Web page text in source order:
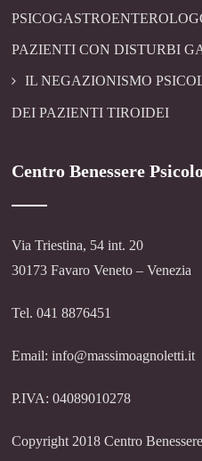
PAZIENTI CON DISTURBI
IL NEGAZIONISMO
DEI PAZIENTI TIROIDEI
Centro Benessere
Via Triestina, 54 int. 20
30173 Favaro Veneto – Venezia
Tel. 041 8876451
Email: info@massimoagnoletti.it
P.IVA: 04089010278
Copyright 2018 Centro